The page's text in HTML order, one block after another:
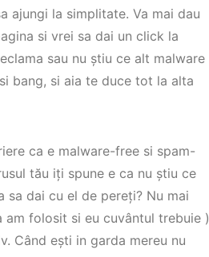
ajungi la simplitate. Va mai dau
si vrei sa dai un click la
sau nu știu ce alt malware
bang, si aia te duce tot la alta
ca e malware-free si spam-
tău iți spune e ca nu știu ce
dai cu el de pereți? Nu mai
folosit si eu cuvântul trebuie )
Când ești in garda mereu nu